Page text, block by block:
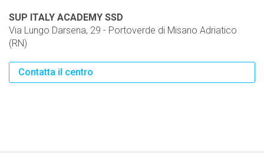
SUP ITALY ACADEMY SSD
Via Lungo Darsena, 29 - Portoverde di Misano Adriatico
(RN)
Contatta il centro